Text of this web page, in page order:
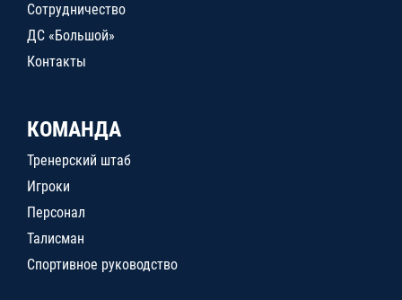
Сотрудничество
ДС «Большой»
Контакты
КОМАНДА
Тренерский штаб
Игроки
Персонал
Талисман
Спортивное руководство